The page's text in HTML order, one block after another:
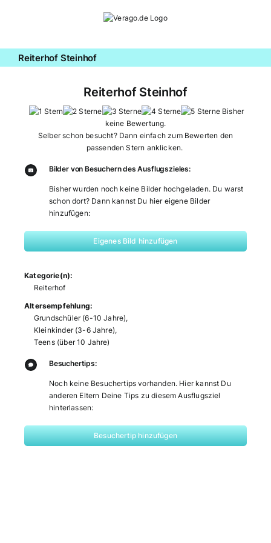
Reiterhof Steinhof
Reiterhof Steinhof
Bisher
keine Bewertung.
Selber schon besucht? Dann einfach zum Bewerten den
passenden Stern anklicken.
Bilder von Besuchern des Ausflugszieles:
Bisher wurden noch keine Bilder hochgeladen. Du warst
schon dort? Dann kannst Du hier eigene Bilder
hinzufügen:
Eigenes Bild hinzufügen
Kategorie(n):
Reiterhof
Altersempfehlung:
Grundschüler (6-10 Jahre),
Kleinkinder (3-6 Jahre),
Teens (über 10 Jahre)
Besuchertips:
Noch keine Besuchertips vorhanden. Hier kannst Du
anderen Eltern Deine Tips zu diesem Ausflugsziel
hinterlassen:
Besuchertip hinzufügen